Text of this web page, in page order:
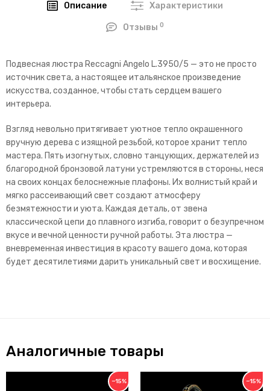
Описание Характеристики
Отзывы0
Подвесная люстра Reccagni Angelo L.3950/5 — это не просто
источник света, а настоящее итальянское произведение
искусства, созданное, чтобы стать сердцем вашего
интерьера.
Взгляд невольно притягивает уютное тепло окрашенного
вручную дерева с изящной резьбой, которое хранит тепло
мастера. Пять изогнутых, словно танцующих, держателей из
благородной бронзовой латуни устремляются в стороны, неся
на своих концах белоснежные плафоны. Их волнистый край и
мягко рассеивающий свет создают атмосферу
безмятежности и уюта. Каждая деталь, от звена
классической цепи до плавного изгиба, говорит о безупречном
вкусе и вечной ценности ручной работы. Эта люстра —
вневременная инвестиция в красоту вашего дома, которая
будет десятилетиями дарить уникальный свет и восхищение.
Аналогичные товары
−15% −15%